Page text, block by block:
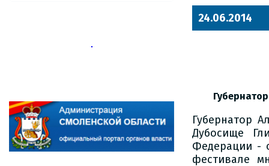
24.06.2014
Губернатор
Дубосище
Федерации -
фестивале